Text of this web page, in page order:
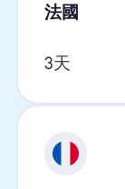
法國
3天